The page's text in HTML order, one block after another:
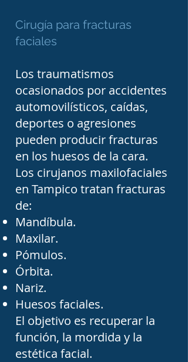
En esta sección del
Directorio Médico de
información sobre
cirujanos maxilofaciales en
Tampico, Ciudad Madero y
Altamira, conocer sus
datos de contacto y
encontrar al especialista
adecuado para
procedimientos
relacionados con cirugía
oral, cirugía de mandíbula,
extracción de muelas del
juicio, implantes dentales,
cirugía ortognática,
traumatismos faciales,
enfermedades de la
Cirugía para fracturas
faciales
Los traumatismos
ocasionados por accidentes
automovilísticos, caídas,
deportes o agresiones
pueden producir fracturas
en los huesos de la cara.
Los cirujanos maxilofaciales
en Tampico tratan fracturas
de:
Mandíbula.
Maxilar.
Pómulos.
Órbita.
Nariz.
Huesos faciales.
El objetivo es recuperar la
función, la mordida y la
estética facial.